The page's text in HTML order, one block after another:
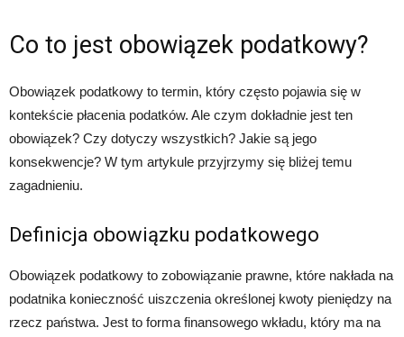
Co to jest obowiązek podatkowy?
Obowiązek podatkowy to termin, który często pojawia się w
kontekście płacenia podatków. Ale czym dokładnie jest ten
obowiązek? Czy dotyczy wszystkich? Jakie są jego
konsekwencje? W tym artykule przyjrzymy się bliżej temu
zagadnieniu.
Definicja obowiązku podatkowego
Obowiązek podatkowy to zobowiązanie prawne, które nakłada na
podatnika konieczność uiszczenia określonej kwoty pieniędzy na
rzecz państwa. Jest to forma finansowego wkładu, który ma na